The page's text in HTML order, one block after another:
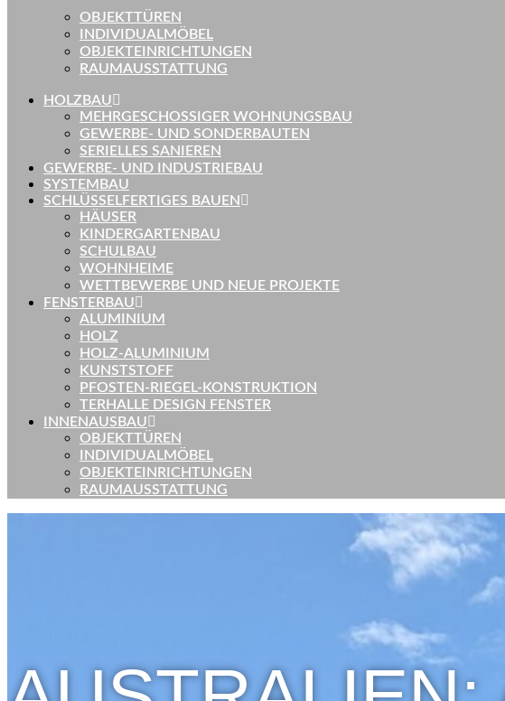
OBJEKTTÜREN
INDIVIDUALMÖBEL
OBJEKTEINRICHTUNGEN
RAUMAUSSTATTUNG
HOLZBAU
MEHRGESCHOSSIGER WOHNUNGSBAU
GEWERBE- UND SONDERBAUTEN
SERIELLES SANIEREN
GEWERBE- UND INDUSTRIEBAU
SYSTEMBAU
SCHLÜSSELFERTIGES BAUEN
HÄUSER
KINDERGARTENBAU
SCHULBAU
WOHNHEIME
WETTBEWERBE UND NEUE PROJEKTE
FENSTERBAU
ALUMINIUM
HOLZ
HOLZ-ALUMINIUM
KUNSTSTOFF
PFOSTEN-RIEGEL-KONSTRUKTION
TERHALLE DESIGN FENSTER
INNENAUSBAU
OBJEKTTÜREN
INDIVIDUALMÖBEL
OBJEKTEINRICHTUNGEN
RAUMAUSSTATTUNG